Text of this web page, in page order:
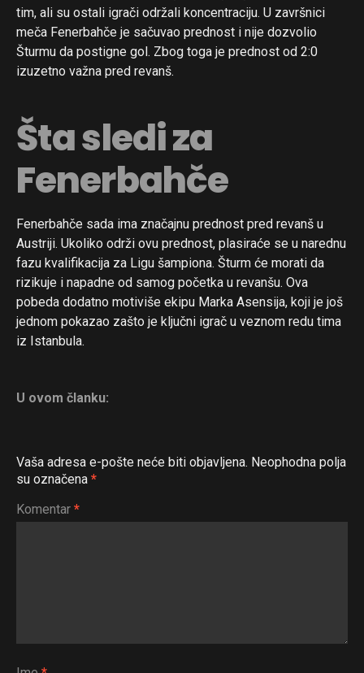
tim, ali su ostali igrači održali koncentraciju. U završnici
meča Fenerbahče je sačuvao prednost i nije dozvolio
Šturmu da postigne gol. Zbog toga je prednost od 2:0
izuzetno važna pred revanš.
Šta sledi za
Fenerbahče
Fenerbahče sada ima značajnu prednost pred revanš u
Austriji. Ukoliko održi ovu prednost, plasiraće se u narednu
fazu kvalifikacija za Ligu šampiona. Šturm će morati da
rizikuje i napadne od samog početka u revanšu. Ova
pobeda dodatno motiviše ekipu Marka Asensija, koji je još
jednom pokazao zašto je ključni igrač u veznom redu tima
iz Istanbula.
U ovom članku:
Vaša adresa e-pošte neće biti objavljena. Neophodna polja
su označena *
Komentar *